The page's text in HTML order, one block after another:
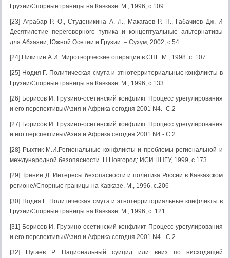
Грузии/Спорные границы на Кавказе. М., 1996, с.109
[23] Аграбар Р. О., Студеникина А. Л., Макагаев Р. П., Габачиев Дж. И
Десятилетие переговорного тупика и концептуальные альтернативы
для Абхазии, Южной Осетии и Грузии. – Сухум, 2002, с.54
[24] Никитин А.И. Миротворческие операции в СНГ. М., 1998. с. 107
[25] Нодия Г. Политическая смута и этнотерриториальные конфликты в
Грузии/Спорные границы на Кавказе. М., 1996, с.133
[26] Борисов И. Грузино-осетинский конфликт Процесс урегулирования
и его перспективы//Азия и Африка сегодня 2001 N4.- С.2
[27] Борисов И. Грузино-осетинский конфликт Процесс урегулирования
и его перспективы//Азия и Африка сегодня 2001 N4.- С.2
[28] Рыхтик М.И.Региональные конфликты и проблемы региональной и
международной безопасности. Н.Новгород: ИСИ ННГУ, 1999, с.173
[29] Тренин Д. Интересы безопасности и политика России в Кавказском
регионе//Спорные границы на Кавказе. М., 1996, с.206
[30] Нодия Г. Политическая смута и этнотерриториальные конфликты в
Грузии/Спорные границы на Кавказе. М., 1996, с. 121
[31] Борисов И. Грузино-осетинский конфликт Процесс урегулирования
и его перспективы//Азия и Африка сегодня 2001 N4.- С.2
[32] Нугаев Р. Национальный суицид или вниз по нисходящей